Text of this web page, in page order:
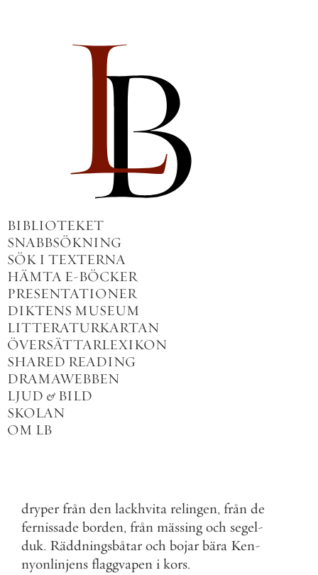
BIBLIOTEKET
SNABBSÖKNING
SÖK I TEXTERNA
HÄMTA E-BÖCKER
PRESENTATIONER
DIKTENS MUSEUM
LITTERATURKARTAN
ÖVERSÄTTARLEXIKON
SHARED READING
DRAMAWEBBEN
LJUD & BILD
SKOLAN
OM LB
dryper från den lackhvita relingen, från de
fernissade borden, från mässing och segel-
duk. Räddningsbåtar och bojar bära Ken-
nyonlinjens flaggvapen i kors.